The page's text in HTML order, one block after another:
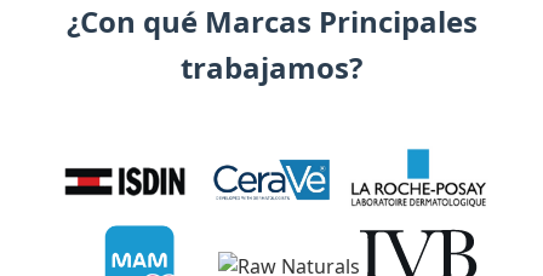
¿Con qué Marcas Principales
trabajamos?